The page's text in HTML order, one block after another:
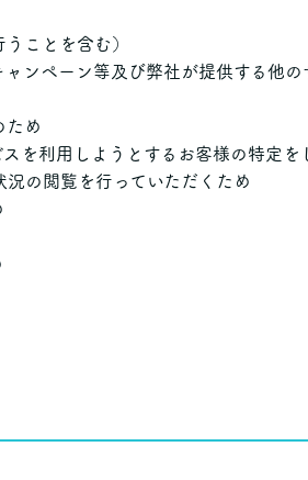
ことを含む）
ンペーン等及び弊社が提供する他
ため
を利用しようとするお客様の特定
の閲覧を行っていただくため